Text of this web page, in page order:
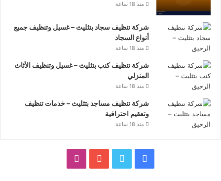
منذ 18 ساعة
شركة تنظيف سجاد بتثليث – غسيل وتنظيف جميع
أنواع السجاد
منذ 18 ساعة
شركة تنظيف كنب بتثليث – غسيل وتنظيف الأثاث
المنزلي
منذ 18 ساعة
شركة تنظيف مساجد بتثليث – خدمات تنظيف
وتعقيم احترافية
منذ 18 ساعة
فيسبوك يوتيوب